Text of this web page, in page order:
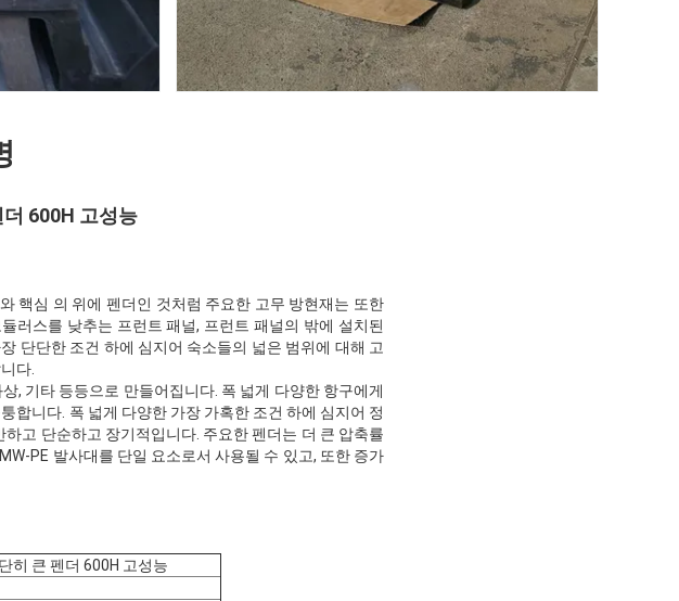
600H 고성능
핵심 의 위에 펜더인 것처럼 주요한 고무 방현재는 또한
러스를 낮추는 프런트 패널, 프런트 패널의 밖에 설치된
단단한 조건 하에 심지어 숙소들의 넓은 범위에 대해 고
다.
, 기타 등등으로 만들어집니다. 폭 넓게 다양한 항구에게
합니다. 폭 넓게 다양한 가장 가혹한 조건 하에 심지어 정
고 단순하고 장기적입니다. 주요한 펜더는 더 큰 압축률
PE 발사대를 단일 요소로서 사용될 수 있고, 또한 증가
히 큰 펜더 600H 고성능